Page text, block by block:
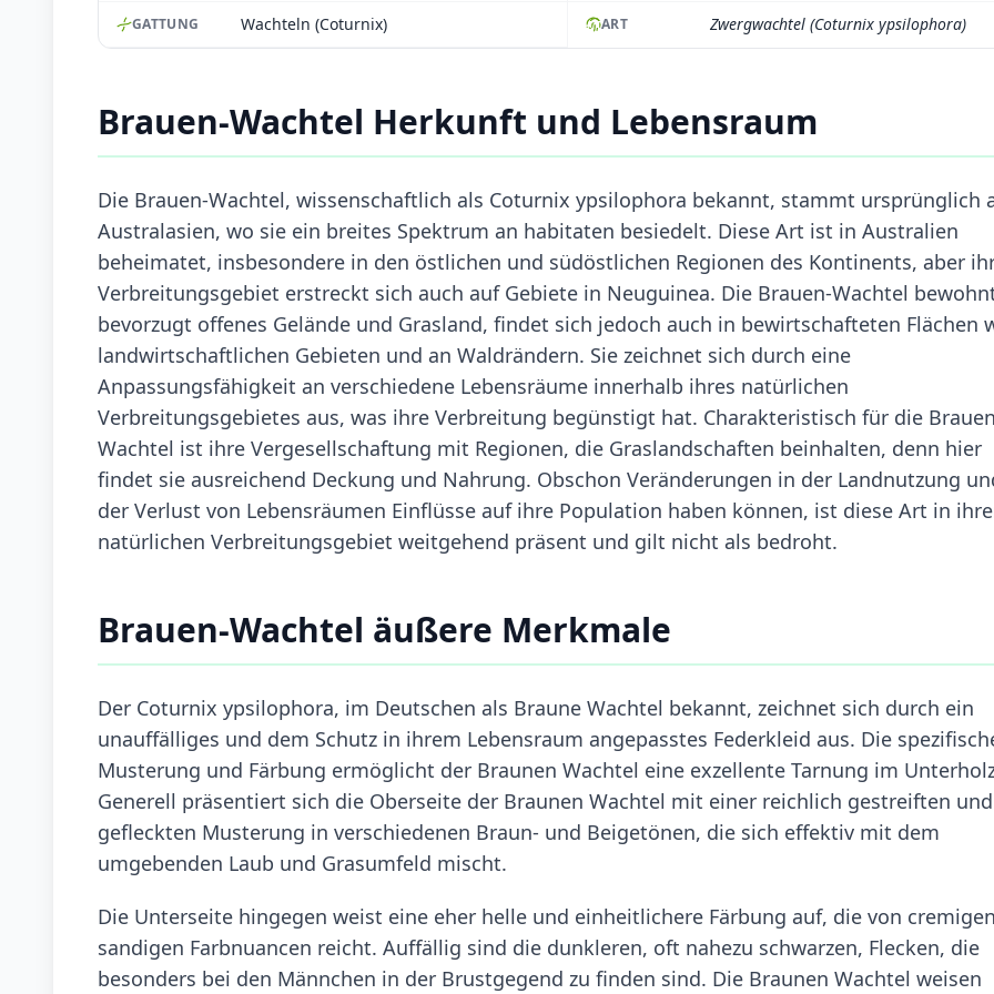
GATTUNG Wachteln (Coturnix) ART Zwergwachtel (Coturnix ypsilophora)
Brauen-Wachtel Herkunft und Lebensraum
Die Brauen-Wachtel, wissenschaftlich als Coturnix ypsilophora bekannt, stammt ursprünglich
Australasien, wo sie ein breites Spektrum an habitaten besiedelt. Diese Art ist in Australien
beheimatet, insbesondere in den östlichen und südöstlichen Regionen des Kontinents, aber
Verbreitungsgebiet erstreckt sich auch auf Gebiete in Neuguinea. Die Brauen-Wachtel
bevorzugt offenes Gelände und Grasland, findet sich jedoch auch in bewirtschafteten Flächen
landwirtschaftlichen Gebieten und an Waldrändern. Sie zeichnet sich durch eine
Anpassungsfähigkeit an verschiedene Lebensräume innerhalb ihres natürlichen
Verbreitungsgebietes aus, was ihre Verbreitung begünstigt hat. Charakteristisch für die
Wachtel ist ihre Vergesellschaftung mit Regionen, die Graslandschaften beinhalten, denn hier
findet sie ausreichend Deckung und Nahrung. Obschon Veränderungen in der Landnutzung
der Verlust von Lebensräumen Einflüsse auf ihre Population haben können, ist diese Art in
natürlichen Verbreitungsgebiet weitgehend präsent und gilt nicht als bedroht.
Brauen-Wachtel äußere Merkmale
Der Coturnix ypsilophora, im Deutschen als Braune Wachtel bekannt, zeichnet sich durch ein
unauffälliges und dem Schutz in ihrem Lebensraum angepasstes Federkleid aus. Die
Musterung und Färbung ermöglicht der Braunen Wachtel eine exzellente Tarnung im
Generell präsentiert sich die Oberseite der Braunen Wachtel mit einer reichlich gestreiften und
gefleckten Musterung in verschiedenen Braun- und Beigetönen, die sich effektiv mit dem
umgebenden Laub und Grasumfeld mischt.
Die Unterseite hingegen weist eine eher helle und einheitlichere Färbung auf, die von
sandigen Farbnuancen reicht. Auffällig sind die dunkleren, oft nahezu schwarzen, Flecken, die
besonders bei den Männchen in der Brustgegend zu finden sind. Die Braunen Wachtel weisen